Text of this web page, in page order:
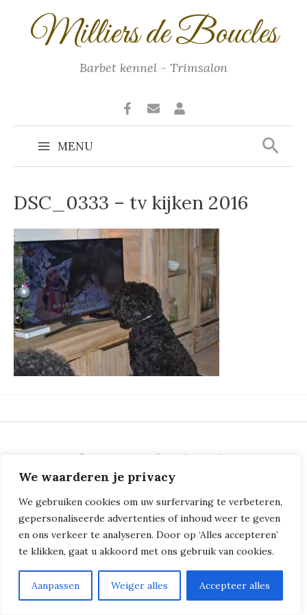
We waarderen je privacy
We gebruiken cookies om uw surfervaring te verbeteren,
gepersonaliseerde advertenties of inhoud weer te geven
en ons verkeer te analyseren. Door op ‘Alles accepteren’
te klikken, gaat u akkoord met ons gebruik van cookies.
Aanpassen Weiger alles Accepteer alles
Milliers de Boucles
Barbet kennel - Trimsalon
Main
Menu
MENU
DSC_0333 – tv kijken 2016
© 2018 - 2026 Milliers de Boucles